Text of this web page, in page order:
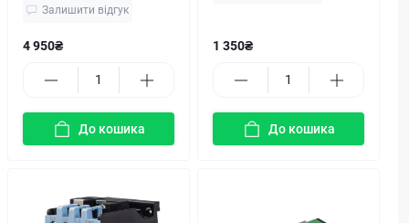
Залишити відгук
4 950₴
До кошика
1 350₴
До кошика